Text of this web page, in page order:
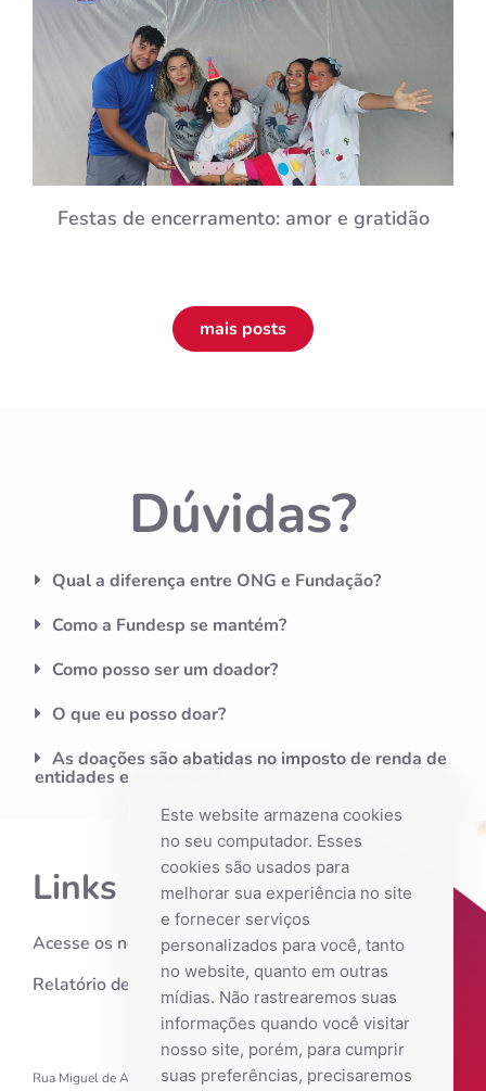
Festas de encerramento: amor e gratidão
mais posts
Dúvidas?
Qual a diferença entre ONG e Fundação?
Como a Fundesp se mantém?
Como posso ser um doador?
O que eu posso doar?
As doações são abatidas no imposto de renda de
entidades e empresas?
Links
Acesse os nossos links
Relatório de atividades
Rua Miguel de Araújo Barreto, 246
Este website armazena cookies
no seu computador. Esses
cookies são usados ​​para
melhorar sua experiência no site
e fornecer serviços
personalizados para você, tanto
no website, quanto em outras
mídias. Não rastrearemos suas
informações quando você visitar
nosso site, porém, para cumprir
suas preferências, precisaremos